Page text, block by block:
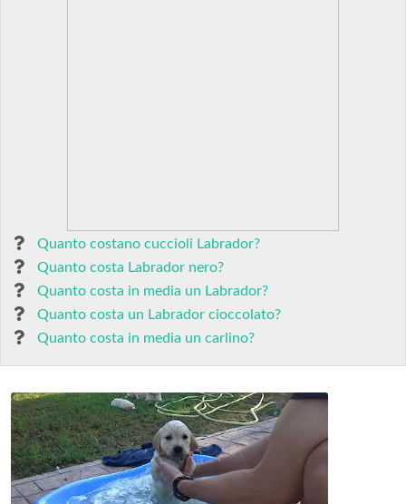
Quanto costano cuccioli Labrador?
Quanto costa Labrador nero?
Quanto costa in media un Labrador?
Quanto costa un Labrador cioccolato?
Quanto costa in media un carlino?